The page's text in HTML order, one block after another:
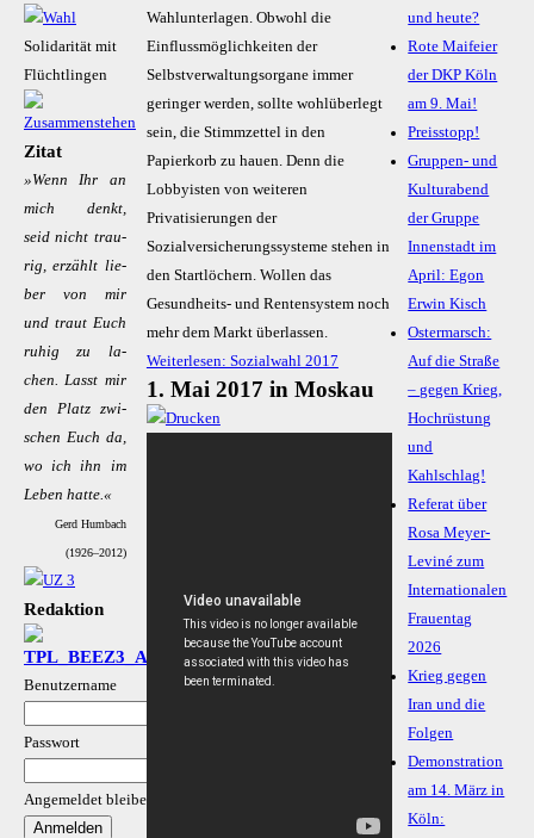
Solidarität mit
Flüchtlingen
Zitat
»Wenn Ihr an
mich denkt,
seid nicht trau­
rig, er­zählt lie­
ber von mir
und traut Euch
ru­hig zu la­
chen. Lasst mir
den Platz zwi­
schen Euch da,
wo ich ihn im
Le­ben hat­te.«
Gerd Humbach
(1926–2012)
Redaktion
Benutzername
Passwort
Angemeldet bleiben
Wahlunterlagen. Obwohl die
Einflussmöglichkeiten der
Selbstverwaltungsorgane immer
geringer werden, sollte wohlüberlegt
sein, die Stimmzettel in den
Papierkorb zu hauen. Denn die
Lobbyisten von weiteren
Privatisierungen der
Sozialversicherungssysteme stehen in
den Startlöchern. Wollen das
Gesundheits- und Rentensystem noch
mehr dem Markt überlassen.
Weiterlesen: Sozialwahl 2017
1. Mai 2017 in Moskau
und heute?
Rote Maifeier
der DKP Köln
am 9. Mai!
Preisstopp!
Gruppen- und
Kulturabend
der Gruppe
Innenstadt im
April: Egon
Erwin Kisch
Ostermarsch:
Auf die Straße
– gegen Krieg,
Hochrüstung
und
Kahlschlag!
Referat über
Rosa Meyer-
Leviné zum
Internationalen
Frauentag
2026
Krieg gegen
Iran und die
Folgen
Demonstration
am 14. März in
Köln: